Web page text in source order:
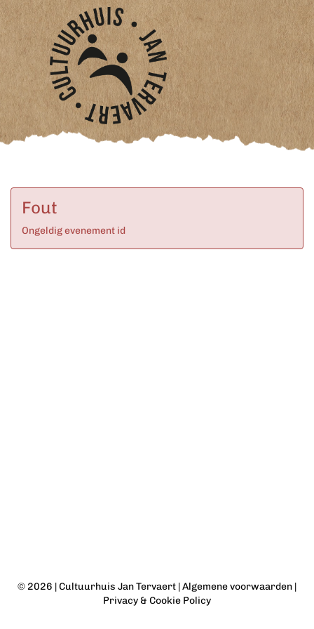
Fout
Ongeldig evenement id
© 2026 |Cultuurhuis Jan Tervaert |Algemene voorwaarden |
Privacy & Cookie Policy